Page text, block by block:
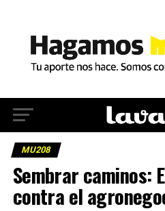
MU208
Sembrar caminos:
contra el